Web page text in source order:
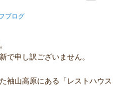
ブログ
で申し訳ございません。
袖山高原にある「レストハウス